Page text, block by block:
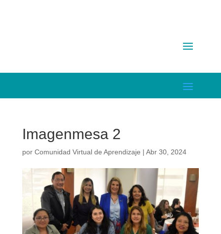
Imagenmesa 2
por Comunidad Virtual de Aprendizaje | Abr 30, 2024